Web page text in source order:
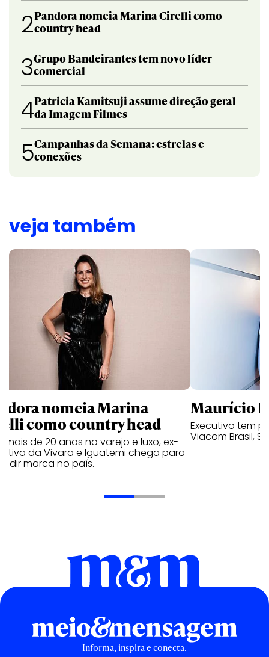
2Pandora nomeia Marina Cirelli como
country head
3Grupo Bandeirantes tem novo líder
comercial
4Patricia Kamitsuji assume direção geral
da Imagem Filmes
5Campanhas da Semana: estrelas e
conexões
veja também
nomeia Marina
como country head
mais de 20 anos no varejo e luxo, ex-
da Vivara e Iguatemi chega para
marca no país.
Maurício
Executivo tem
Viacom Brasil,
Informa, inspira e conecta.